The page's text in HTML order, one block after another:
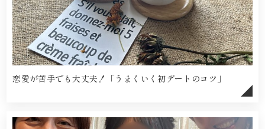
恋愛が苦手でも大丈夫！「うまくいく初デートのコツ」